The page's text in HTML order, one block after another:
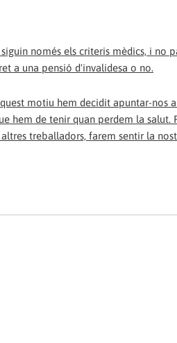
només els criteris mèdics, i no
a una pensió d'invalidesa o no.
motiu hem decidit apuntar-nos
hem de tenir quan perdem la salut.
treballadors, farem sentir la